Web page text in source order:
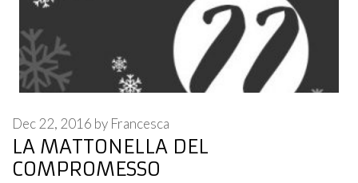
LA MATTONELLA DEL
COMPROMESSO
Dec 22, 2016 by Francesca